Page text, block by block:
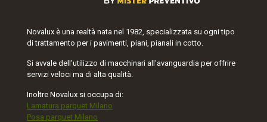
Novalux è una realtà nata nel 1982, specializzata su ogni tipo
di trattamento per i pavimenti, piani, pianali in cotto.
Si avvale dell'utilizzo di macchinari all'avanguardia per offrire
servizi veloci ma di alta qualità.
Inoltre Novalux si occupa di:
Lamatura parquet Milano
Posa parquet Milano